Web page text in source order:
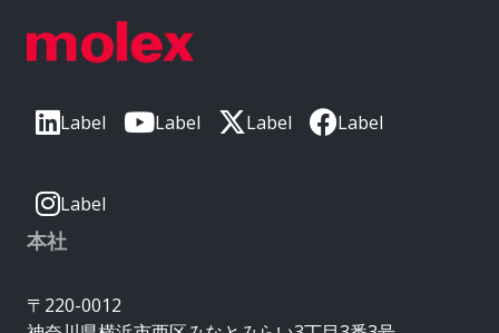
Label Label Label Label
Label
本社
〒220-0012